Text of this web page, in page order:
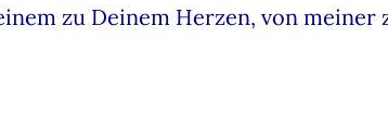
zu Deinem Herzen, von meiner